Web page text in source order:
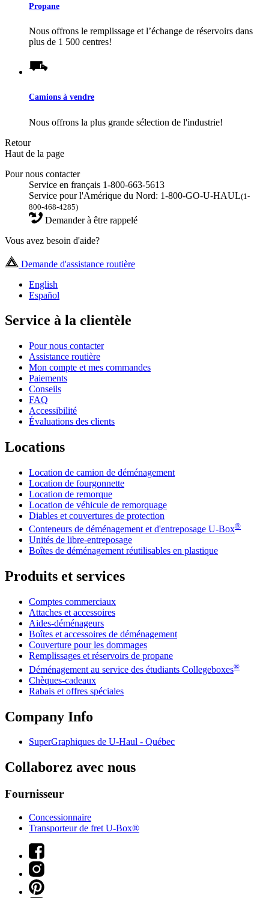
Propane
Nous offrons le remplissage et l’échange de réservoirs dans
plus de 1 500 centres!
Camions à vendre
Nous offrons la plus grande sélection de l'industrie!
Retour
Haut de la page
Pour nous contacter
Service en français 1-800-663-5613
Service pour l'Amérique du Nord: 1-800-GO-U-HAUL(1-
800-468-4285)
Demander à être rappelé
Vous avez besoin d'aide?
Demande d'assistance routière
English
Español
Service à la clientèle
Pour nous contacter
Assistance routière
Mon compte et mes commandes
Paiements
Conseils
FAQ
Accessibilité
Évaluations des clients
Locations
Location de camion de déménagement
Location de fourgonnette
Location de remorque
Location de véhicule de remorquage
Diables et couvertures de protection
Conteneurs de déménagement et d'entreposage U-Box®
Unités de libre-entreposage
Boîtes de déménagement réutilisables en plastique
Produits et services
Comptes commerciaux
Attaches et accessoires
Aides-déménageurs
Boîtes et accessoires de déménagement
Couverture pour les dommages
Remplissages et réservoirs de propane
Déménagement au service des étudiants Collegeboxes®
Chèques-cadeaux
Rabais et offres spéciales
Company Info
SuperGraphiques de U-Haul - Québec
Collaborez avec nous
Fournisseur
Concessionnaire
Transporteur de fret U-Box®